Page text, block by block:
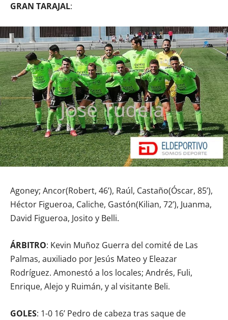
GRAN TARAJAL:
Agoney; Ancor(Robert, 46’), Raúl, Castaño(Óscar, 85’),
Héctor Figueroa, Caliche, Gastón(Kilian, 72’), Juanma,
David Figueroa, Josito y Belli.
ÁRBITRO: Kevin Muñoz Guerra del comité de Las
Palmas, auxiliado por Jesús Mateo y Eleazar
Rodríguez. Amonestó a los locales; Andrés, Fuli,
Enrique, Alejo y Ruimán, y al visitante Beli.
GOLES: 1-0 16’ Pedro de cabeza tras saque de